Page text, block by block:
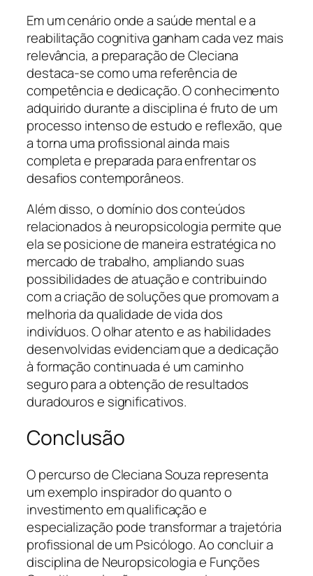
Em um cenário onde a saúde mental e a
reabilitação cognitiva ganham cada vez mais
relevância, a preparação de Cleciana
destaca-se como uma referência de
competência e dedicação. O conhecimento
adquirido durante a disciplina é fruto de um
processo intenso de estudo e reflexão, que
a torna uma profissional ainda mais
completa e preparada para enfrentar os
desafios contemporâneos.
Além disso, o domínio dos conteúdos
relacionados à neuropsicologia permite que
ela se posicione de maneira estratégica no
mercado de trabalho, ampliando suas
possibilidades de atuação e contribuindo
com a criação de soluções que promovam a
melhoria da qualidade de vida dos
indivíduos. O olhar atento e as habilidades
desenvolvidas evidenciam que a dedicação
à formação continuada é um caminho
seguro para a obtenção de resultados
duradouros e significativos.
Conclusão
O percurso de Cleciana Souza representa
um exemplo inspirador do quanto o
investimento em qualificação e
especialização pode transformar a trajetória
profissional de um Psicólogo. Ao concluir a
disciplina de Neuropsicologia e Funções